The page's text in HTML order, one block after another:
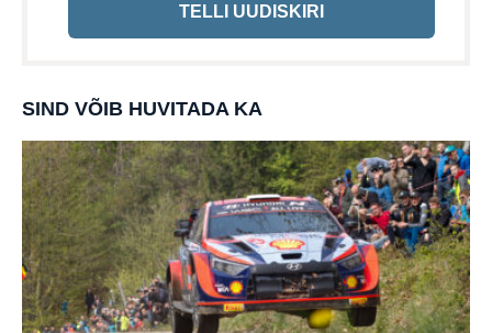
TELLI UUDISKIRI
SIND VÕIB HUVITADA KA